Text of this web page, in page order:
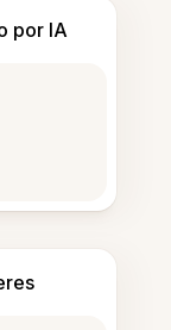
por IA